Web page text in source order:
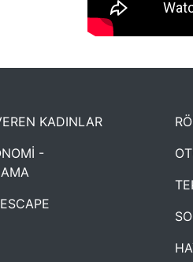
NYXmag 2.
KADINLAR
-